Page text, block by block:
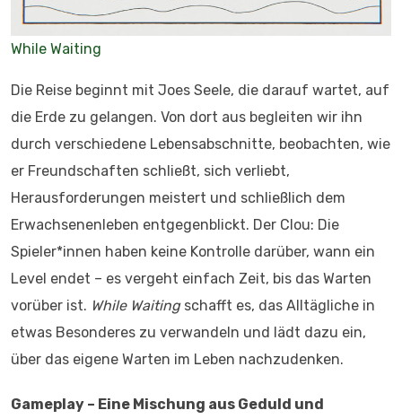
While Waiting
Die Reise beginnt mit Joes Seele, die darauf wartet, auf
die Erde zu gelangen. Von dort aus begleiten wir ihn
durch verschiedene Lebensabschnitte, beobachten, wie
er Freundschaften schließt, sich verliebt,
Herausforderungen meistert und schließlich dem
Erwachsenenleben entgegenblickt. Der Clou: Die
Spieler*innen haben keine Kontrolle darüber, wann ein
Level endet – es vergeht einfach Zeit, bis das Warten
vorüber ist. While Waitingschafft es, das Alltägliche in
etwas Besonderes zu verwandeln und lädt dazu ein,
über das eigene Warten im Leben nachzudenken.
Gameplay – Eine Mischung aus Geduld und